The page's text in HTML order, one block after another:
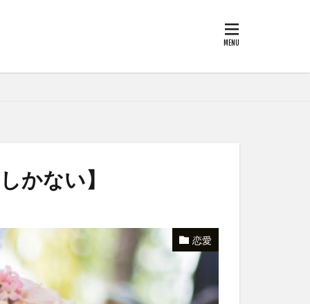
かない】
恋愛